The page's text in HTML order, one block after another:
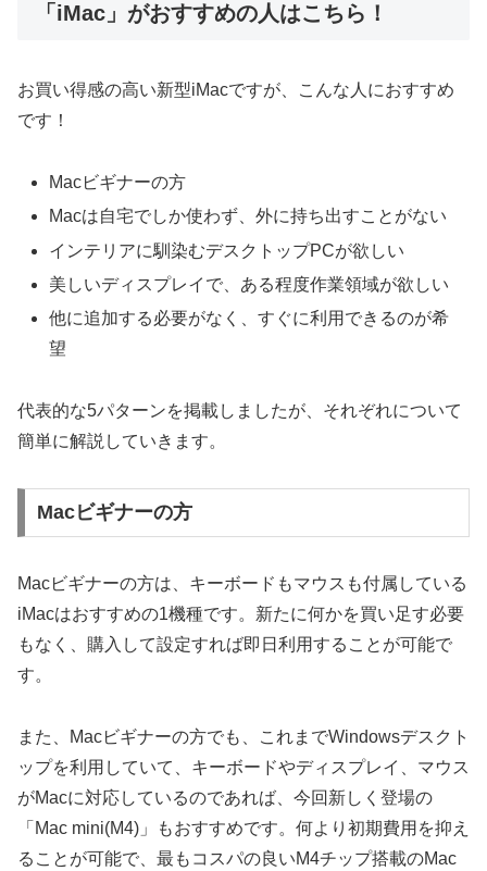
「iMac」がおすすめの人はこちら！
お買い得感の高い新型iMacですが、こんな人におすすめ
です！
Macビギナーの方
Macは自宅でしか使わず、外に持ち出すことがない
インテリアに馴染むデスクトップPCが欲しい
美しいディスプレイで、ある程度作業領域が欲しい
他に追加する必要がなく、すぐに利用できるのが希
望
代表的な5パターンを掲載しましたが、それぞれについて
簡単に解説していきます。
Macビギナーの方
Macビギナーの方は、キーボードもマウスも付属している
iMacはおすすめの1機種です。新たに何かを買い足す必要
もなく、購入して設定すれば即日利用することが可能で
す。
また、Macビギナーの方でも、これまでWindowsデスクト
ップを利用していて、キーボードやディスプレイ、マウス
がMacに対応しているのであれば、今回新しく登場の
「Mac mini(M4)」もおすすめです。何より初期費用を抑え
ることが可能で、最もコスパの良いM4チップ搭載のMac